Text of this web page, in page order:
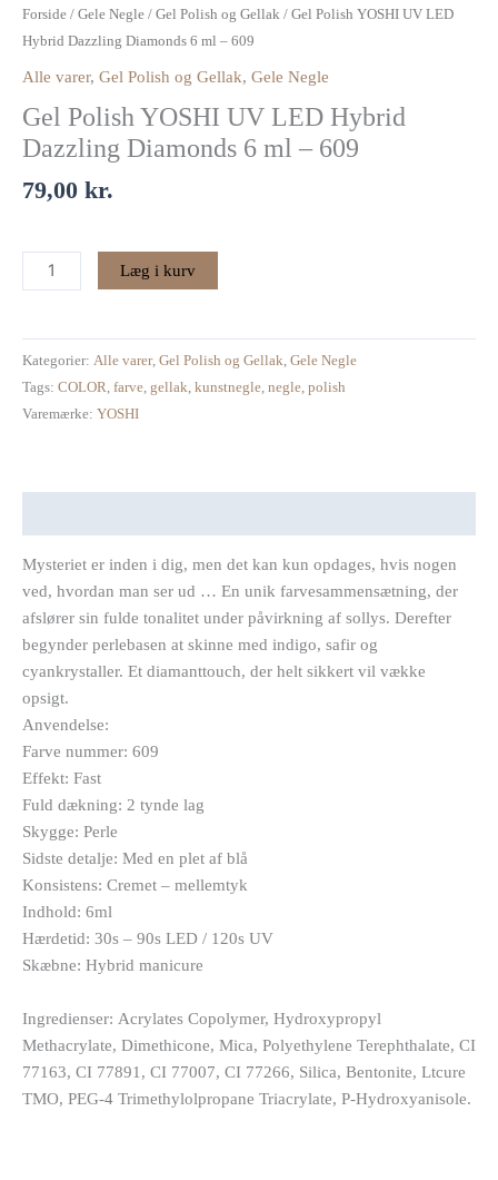
Forside / Gele Negle / Gel Polish og Gellak / Gel Polish YOSHI UV LED
Hybrid Dazzling Diamonds 6 ml – 609
Alle varer, Gel Polish og Gellak, Gele Negle
Gel Polish YOSHI UV LED Hybrid
Dazzling Diamonds 6 ml – 609
79,00 kr.
Polish
YOSHI
LED
Hybrid
Dazzling
6
–
Læg i kurv
Kategorier: Alle varer, Gel Polish og Gellak Gele Negle
Tags: COLOR farve gellak kunstnegle negle polish
Varemærke: YOSHI
Mysteriet er inden i dig, men det kan kun opdages, hvis nogen
ved, hvordan man ser ud … En unik farvesammensætning, der
afslører sin fulde tonalitet under påvirkning af sollys. Derefter
begynder perlebasen at skinne med indigo, safir og
cyankrystaller. Et diamanttouch, der helt sikkert vil vække
opsigt.
Anvendelse:
Farve nummer: 609
Effekt: Fast
Fuld dækning: 2 tynde lag
Skygge: Perle
Sidste detalje: Med en plet af blå
Konsistens: Cremet – mellemtyk
Indhold: 6ml
Hærdetid: 30s – 90s LED / 120s UV
Skæbne: Hybrid manicure
Ingredienser: Acrylates Copolymer, Hydroxypropyl
Methacrylate, Dimethicone, Mica, Polyethylene Terephthalate, CI
77163, CI 77891, CI 77007, CI 77266, Silica, Bentonite, Ltcure
TMO, PEG-4 Trimethylolpropane Triacrylate, P-Hydroxyanisole.